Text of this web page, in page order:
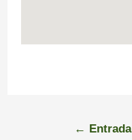
← Entrada